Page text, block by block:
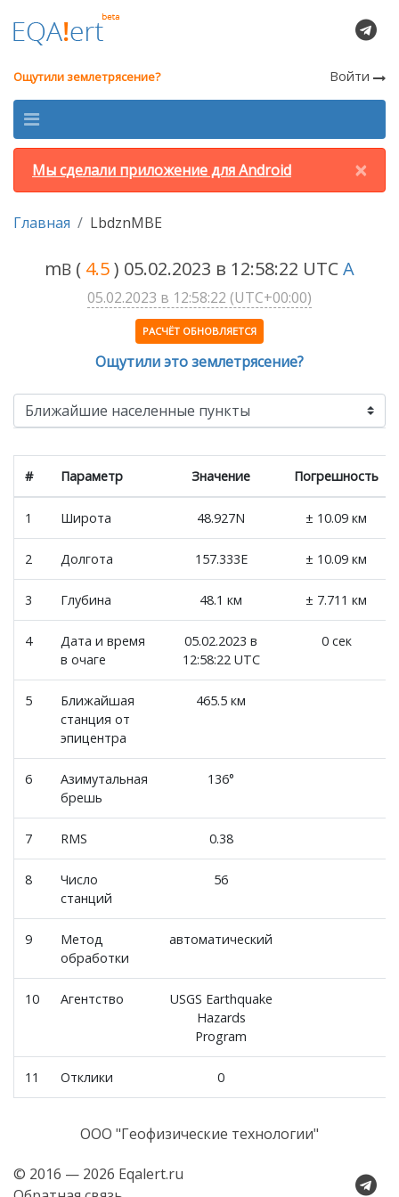
Ощутили землетрясение? Войти
×
Мы сделали приложение для Android
Главная LbdznMBE
mB ( 4.5) 05.02.2023 в 12:58:22 UTCA
05.02.2023 в 12:58:22 (UTC+00:00)
РАСЧЁТ ОБНОВЛЯЕТСЯ
Ощутили это землетрясение?
# Параметр Значение Погрешность
1 Широта 48.927N ± 10.09 км
2 Долгота 157.333E ± 10.09 км
3 Глубина 48.1 км ± 7.711 км
4
Дата и время
в очаге
05.02.2023 в
12:58:22 UTC
0 сек
5
Ближайшая
станция от
эпицентра
465.5 км
6
Азимутальная
брешь
136°
7 RMS 0.38
8
Число
станций
56
9
Метод
обработки
автоматический
10 Агентство
USGS Earthquake
Hazards
Program
11 Отклики 0
© 2016 — 2026 Eqalert.ru
ООО "Геофизические технологии"